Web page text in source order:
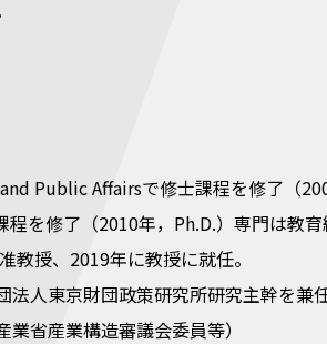
Public Affairsで修士課程を修了（
を修了（2010年，Ph.D.）専門は教育
授、2019年に教授に就任。
人東京財団政策研究所研究主幹を兼
省産業構造審議会委員等）